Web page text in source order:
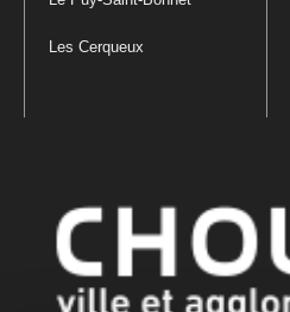
Les Cerqueux